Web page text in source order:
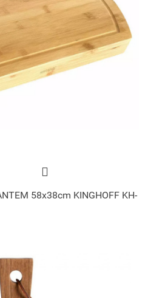
58x38cm KINGHOFF KH-